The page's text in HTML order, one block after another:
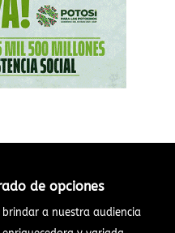
de opciones
a nuestra audiencia